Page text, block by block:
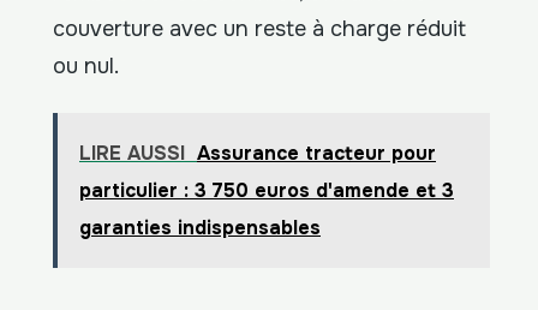
couverture avec un reste à charge réduit
ou nul.
LIRE AUSSI Assurance tracteur pour
particulier : 3 750 euros d'amende et 3
garanties indispensables